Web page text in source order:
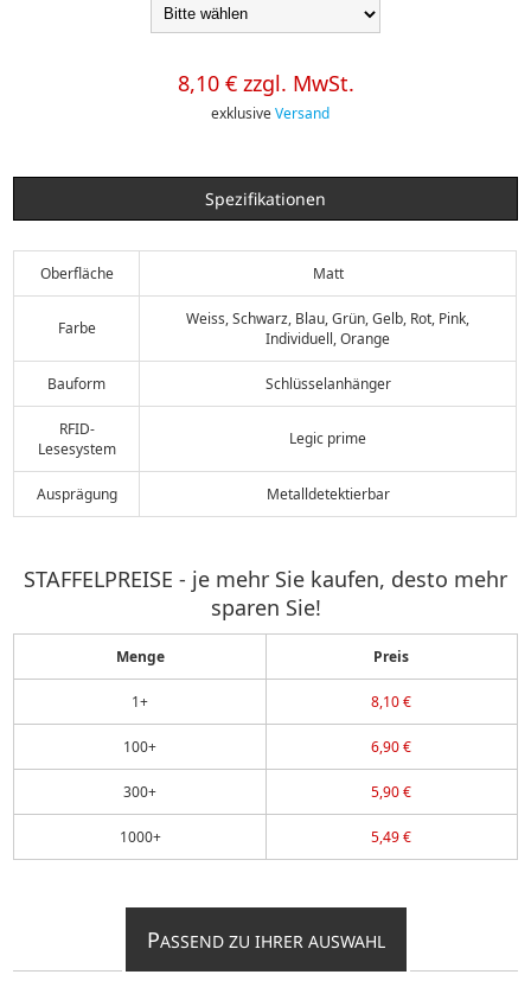
8,10 € zzgl. MwSt.
exklusiveVersand
Spezifikationen
Oberfläche Matt
Farbe
Weiss, Schwarz, Blau, Grün, Gelb, Rot, Pink,
Individuell, Orange
Bauform Schlüsselanhänger
RFID-
Lesesystem
Legic prime
Ausprägung Metalldetektierbar
STAFFELPREISE - je mehr Sie kaufen, desto mehr
sparen Sie!
Menge
1+
100+
300+
1000+
Preis
8,10 €
6,90 €
5,90 €
5,49 €
PASSEND ZU IHRER AUSWAHL